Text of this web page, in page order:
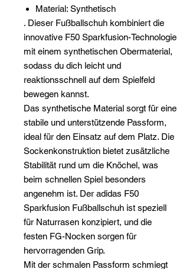
Material: Synthetisch
. Dieser Fußballschuh kombiniert die
innovative F50 Sparkfusion-Technologie
mit einem synthetischen Obermaterial,
sodass du dich leicht und
reaktionsschnell auf dem Spielfeld
bewegen kannst.
Das synthetische Material sorgt für eine
stabile und unterstützende Passform,
ideal für den Einsatz auf dem Platz. Die
Sockenkonstruktion bietet zusätzliche
Stabilität rund um die Knöchel, was
beim schnellen Spiel besonders
angenehm ist. Der adidas F50
Sparkfusion Fußballschuh ist speziell
für Naturrasen konzipiert, und die
festen FG-Nocken sorgen für
hervorragenden Grip.
Mit der schmalen Passform schmiegt